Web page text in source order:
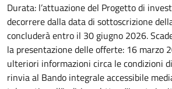
Durata: l’attuazione del Progetto di
decorrere dalla data di sottoscrizione
concluderà entro il 30 giugno 2026.
la presentazione delle offerte: 16 marzo
ulteriori informazioni circa le condizioni
rinvia al Bando integrale accessibile